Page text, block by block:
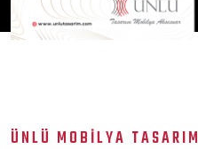
ÜNLÜ MOBİLYA TASARIM